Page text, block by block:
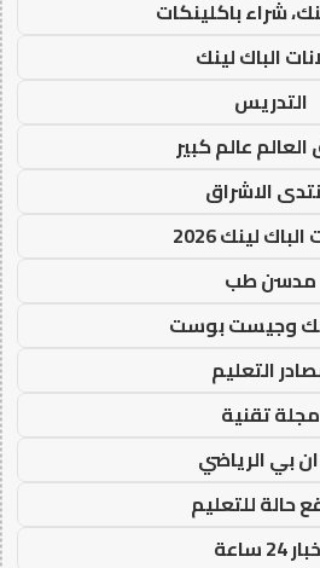
شراء باكلينكات
الباك لينك
التدريس
عالم كبير
الاشراق
لينك 2026
مدسن طب
وجيست بوست
التعليم
مجلة تقنية
بي الرياضي
حالة للتعليم
24 ساعة